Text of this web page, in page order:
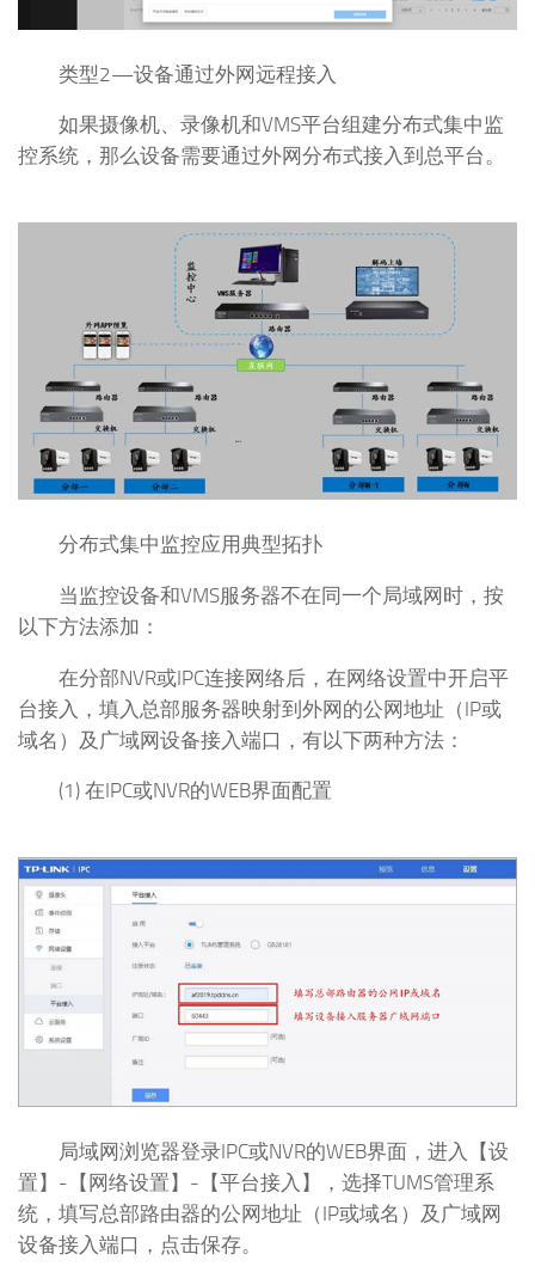
类型2—设备通过外网远程接入
如果摄像机、录像机和VMS平台组建分布式集中监
控系统，那么设备需要通过外网分布式接入到总平台。
分布式集中监控应用典型拓扑
当监控设备和VMS服务器不在同一个局域网时，按
以下方法添加：
在分部NVR或IPC连接网络后，在网络设置中开启平
台接入，填入总部服务器映射到外网的公网地址（IP或
域名）及广域网设备接入端口，有以下两种方法：
(1) 在IPC或NVR的WEB界面配置
局域网浏览器登录IPC或NVR的WEB界面，进入【设
置】-【网络设置】-【平台接入】，选择TUMS管理系
统，填写总部路由器的公网地址（IP或域名）及广域网
设备接入端口，点击保存。